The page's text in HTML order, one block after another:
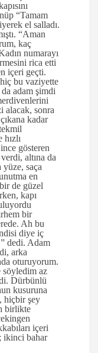
“Tamam
el salladı.
“Aman
kaç
numarayı
rica etti
içeri geçti.
bu vaziyette
adam şimdi
alacak, sonra
kadar
gösteren
altına da
yüze, saça
en
de güzel
kapı
bir
Ah bu
diye iç
dedi. Adam
arka
oturuyorum.
söyledim az
Dürbünlü
kusuruna
hiçbir şey
birlikte
içeri
ikinci bahar